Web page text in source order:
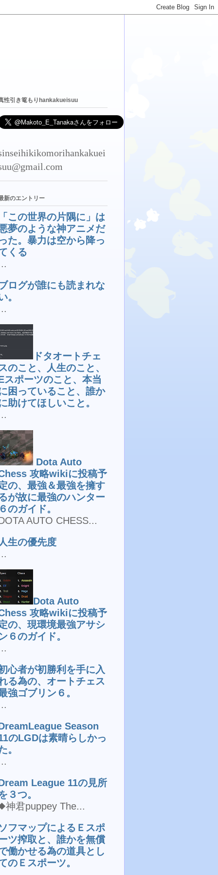
性引き篭もりhankakueisuu
新のエントリー
この世界の片隅に」は
夢のような神アニメだ
た。暴力は空から降っ
くる
ログが誰にも読まれな
。
ドタオートチェ
のこと、人生のこと、
スポーツのこと、本当
困っていること、誰か
助けてほしいこと。
Dota Auto
攻略wikiに投稿予
の、最強＆最強を擁す
が故に最強のハンター
のガイド。
AUTO CHESS...
生の優先度
Dota Auto
攻略wikiに投稿予
の、現環境最強アサシ
６のガイド。
心者が初勝利を手に入
る為の、オートチェス
強ゴブリン６。
Season
のLGDは素晴らしかっ
。
League 11の見所
３つ。
神君puppey The...
フマップによるＥスポ
ツ搾取と、誰かを無償
働かせる為の道具とし
のＥスポーツ。